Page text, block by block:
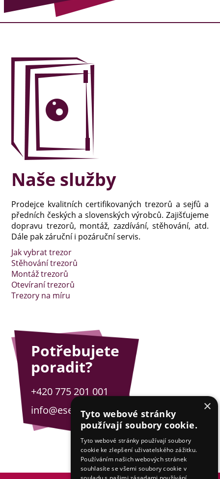
Naše služby
Prodejce kvalitních certifikovaných trezorů a sejfů a
předních českých a slovenských výrobců. Zajišťujeme
dopravu trezorů, montáž, zazdívání, stěhování, atd.
Dále pak záruční i pozáruční servis.
Jak vybrat trezor
Stěhování trezorů
Montáž trezorů
Otevíraní trezorů
Trezory na míru
Potřebujete
poradit?
+420 775 201 001
info@esejfy.net
×
Tyto webové stránky
používají soubory cookie.
Tyto webové stránky používají soubory
cookie ke zlepšení uživatelského zážitku.
Používáním našich webových stránek
souhlasíte se všemi soubory cookie v